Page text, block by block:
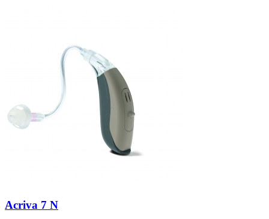
Signia hoortoestellen Signia Pure BCT IX
Audio Service R LI 7
Hoortoestelbatterijen
Widex filters
Signia Active Mini IX - Oplaadbaar
De Signia Active Mini IX is het nieuwste hoortoestel van Signia.
Acriva 7 N